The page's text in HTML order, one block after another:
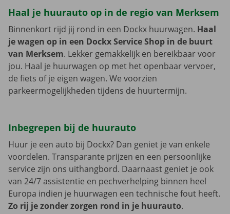
Haal je huurauto op in de regio van Merksem
Binnenkort rijd jij rond in een Dockx huurwagen. Haal
je wagen op in een Dockx Service Shop in de buurt
van Merksem. Lekker gemakkelijk en bereikbaar voor
jou. Haal je huurwagen op met het openbaar vervoer,
de fiets of je eigen wagen. We voorzien
parkeermogelijkheden tijdens de huurtermijn.
Inbegrepen bij de huurauto
Huur je een auto bij Dockx? Dan geniet je van enkele
voordelen. Transparante prijzen en een persoonlijke
service zijn ons uithangbord. Daarnaast geniet je ook
van 24/7 assistentie en pechverhelping binnen heel
Europa indien je huurwagen een technische fout heeft.
Zo rij je zonder zorgen rond in je huurauto.